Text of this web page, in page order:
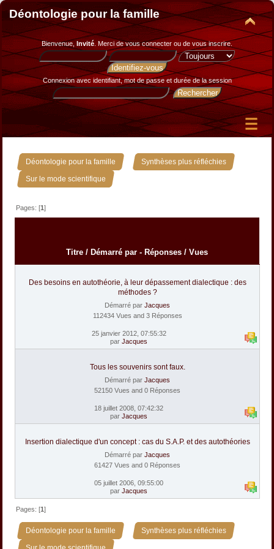
Déontologie pour la famille
Bienvenue, Invité. Merci devous connecter ou de vous inscrire.
Connexion avec identifiant, mot de passe et durée de la session
Déontologie pour la famille » Synthèses plus réfléchies »
Sur le mode scientifique
Pages: [1]
Titre / Démarré par - Réponses / Vues
Des besoins en autothéorie, à leur dépassement dialectique : des
méthodes ?
Démarré par Jacques
112434 Vues and 3 Réponses
25 janvier 2012, 07:55:32
par Jacques
Tous les souvenirs sont faux.
Démarré par Jacques
52150 Vues and 0 Réponses
18 juillet 2008, 07:42:32
par Jacques
Insertion dialectique d'un concept : cas du S.A.P. et des autothéories
Démarré par Jacques
61427 Vues and 0 Réponses
05 juillet 2006, 09:55:00
par Jacques
Pages: [1]
Déontologie pour la famille » Synthèses plus réfléchies »